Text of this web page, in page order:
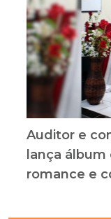
Auditor e
lança
romance e